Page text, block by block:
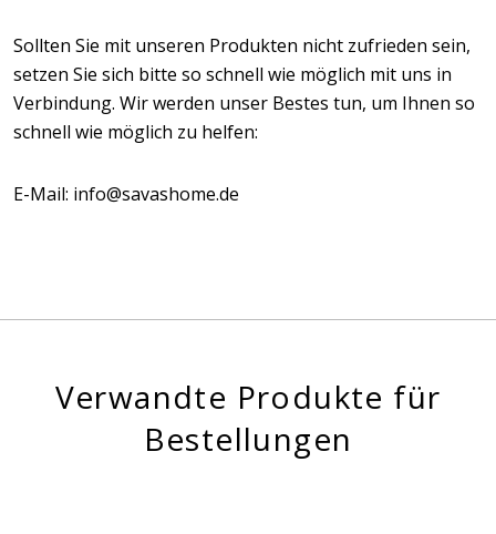
Sollten Sie mit unseren Produkten nicht zufrieden sein,
setzen Sie sich bitte so schnell wie möglich mit uns in
Verbindung. Wir werden unser Bestes tun, um Ihnen so
schnell wie möglich zu helfen:
E-Mail: info@savashome.de
Verwandte Produkte für
Bestellungen